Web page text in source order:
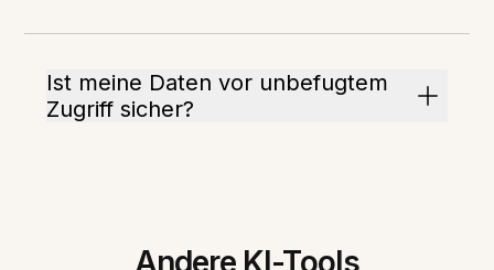
Ist meine Daten vor unbefugtem
Zugriff sicher?
Andere KI-Tools